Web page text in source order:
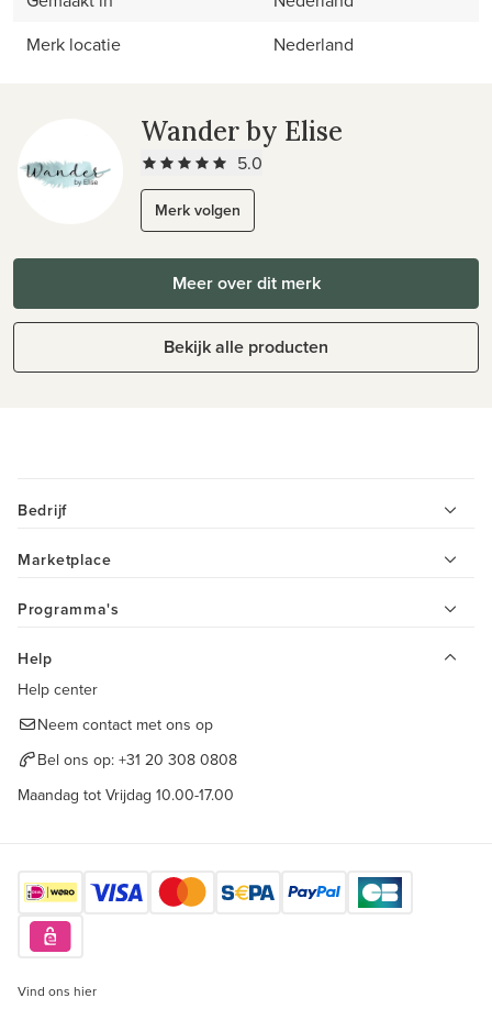
Merk locatie
Nederland
Wander by Elise
5.0
Merk volgen
Meer over dit merk
Bekijk alle producten
Bedrijf
Marketplace
Programma's
Help
Help center
Neem contact met ons op
Bel ons op: +31 20 308 0808
Maandag tot Vrijdag 10.00-17.00
Vind ons hier